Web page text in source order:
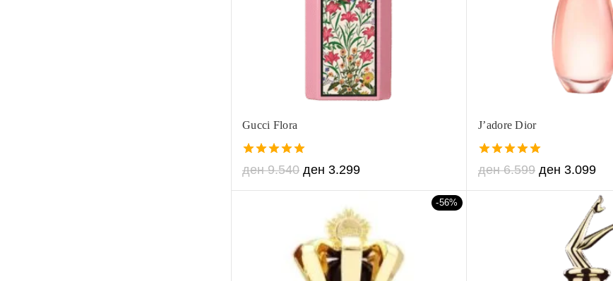
Gucci Flora
5.00
out of 5
ден9.540 ден 3.299
J’adore Dior
5.00
out of 5
ден6.599 ден 3.099
-56%